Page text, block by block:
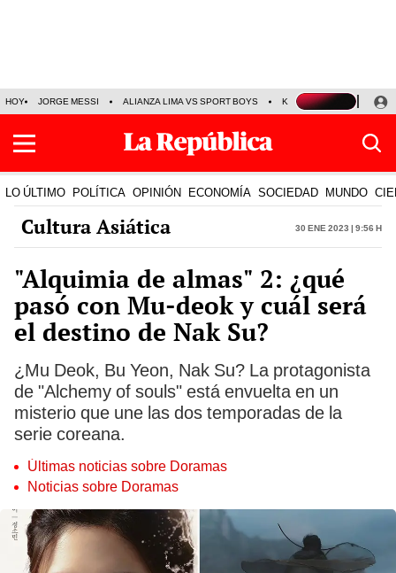
HOY JORGE MESSI ALIANZA LIMA VS SPORT BOYS KENJI FUJIMORI
LO ÚLTIMO POLÍTICA OPINIÓN ECONOMÍA SOCIEDAD MUNDO
Cultura Asiática 30 Ene 2023 | 9:56 h
"Alquimia de almas" 2: ¿qué
pasó con Mu-deok y cuál será
el destino de Nak Su?
¿Mu Deok, Bu Yeon, Nak Su? La protagonista
de "Alchemy of souls" está envuelta en un
misterio que une las dos temporadas de la
serie coreana.
Últimas noticias sobre Doramas
Noticias sobre Doramas